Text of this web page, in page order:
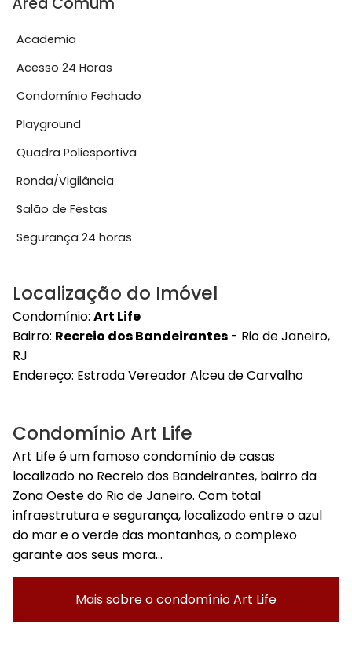
Academia
Acesso 24 Horas
Condomínio Fechado
Playground
Quadra Poliesportiva
Ronda/Vigilância
Salão de Festas
Segurança 24 horas
Localização do Imóvel
Condomínio: Art Life
Bairro: Recreio dos Bandeirantes - Rio de Janeiro,
RJ
Endereço: Estrada Vereador Alceu de Carvalho
Condomínio Art Life
Art Life é um famoso condomínio de casas
localizado no Recreio dos Bandeirantes, bairro da
Zona Oeste do Rio de Janeiro. Com total
infraestrutura e segurança, localizado entre o azul
do mar e o verde das montanhas, o complexo
garante aos seus mora...
Mais sobre o condomínioArt Life